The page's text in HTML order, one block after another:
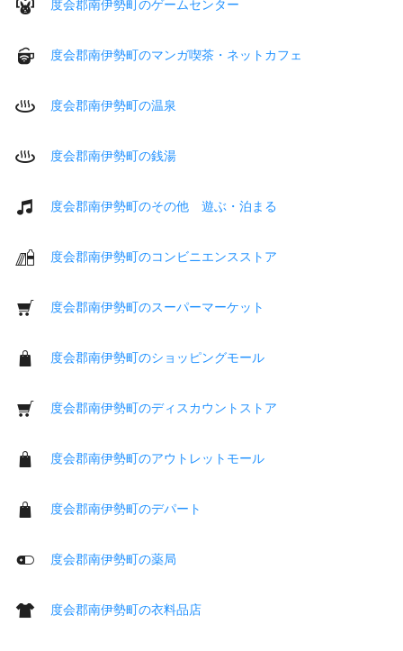
度会郡南伊勢町のゲームセンター
度会郡南伊勢町のマンガ喫茶・ネットカフェ
度会郡南伊勢町の温泉
度会郡南伊勢町の銭湯
度会郡南伊勢町のその他 遊ぶ・泊まる
度会郡南伊勢町のコンビニエンスストア
度会郡南伊勢町のスーパーマーケット
度会郡南伊勢町のショッピングモール
度会郡南伊勢町のディスカウントストア
度会郡南伊勢町のアウトレットモール
度会郡南伊勢町のデパート
度会郡南伊勢町の薬局
度会郡南伊勢町の衣料品店